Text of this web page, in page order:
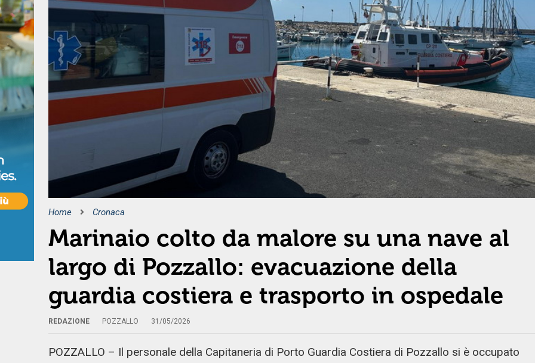
Home Cronaca
Marinaio colto da malore su una nave al
largo di Pozzallo: evacuazione della
guardia costiera e trasporto in ospedale
REDAZIONE POZZALLO 31/05/2026
POZZALLO – Il personale della Capitaneria di Porto Guardia Costiera di Pozzallo si è occupato